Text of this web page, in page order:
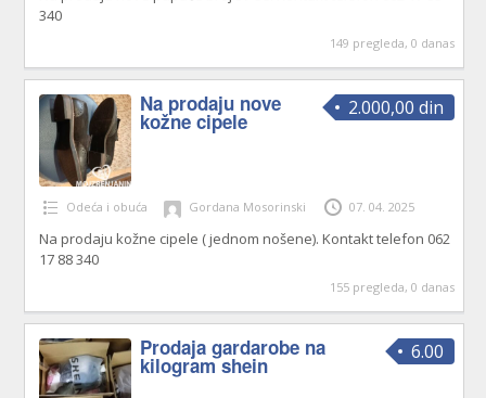
340
149 pregleda, 0 danas
2.000,00 din
Na prodaju nove
kožne cipele
Odeća i obuća Gordana Mosorinski 07. 04. 2025
Na prodaju kožne cipele ( jednom nošene). Kontakt telefon 062
17 88 340
155 pregleda, 0 danas
6.00
Prodaja gardarobe na
kilogram shein